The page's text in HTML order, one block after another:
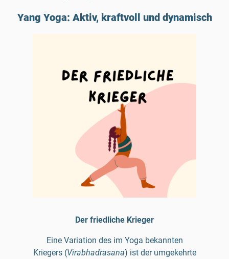
Yang Yoga: Aktiv, kraftvoll und dynamisch
Der friedliche Krieger
Eine Variation des im Yoga bekannten
Kriegers (Virabhadrasana) ist der umgekehrte